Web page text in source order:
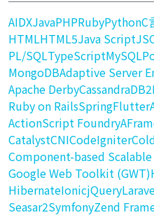
AIDXJavaPHPRubyPythonC
HTMLHTML5Java Script
PL/SQLTypeScriptMySQL
MongoDBAdaptive Server
Apache DerbyCassandraDB2
Ruby on RailsSpringFlutter
ActionScript Foundry
CatalystCNICodeIgniter
Component-based
Google Web Toolkit (GWT)
HibernateIonicjQuery
Seasar2SymfonyZend